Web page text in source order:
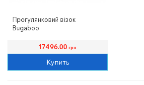
Прогулянковий візок
Bugaboo
17496.00 грн
Купить